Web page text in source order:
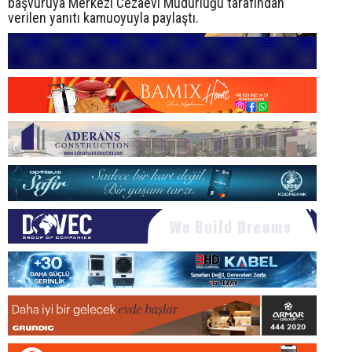
verilen yanıtı kamuoyuyla paylaştı.